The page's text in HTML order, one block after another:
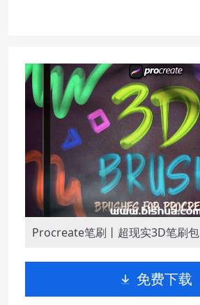
Procreate笔刷丨超现实3D笔刷包
免费下载